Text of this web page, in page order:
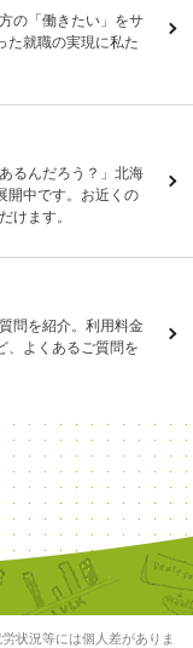
の「働きたい」をサ
た就職の実現に私た
るんだろう？」北海
開中です。お近くの
けます。
問を紹介。利用料金
、よくあるご質問を
状況等には個人差がありま